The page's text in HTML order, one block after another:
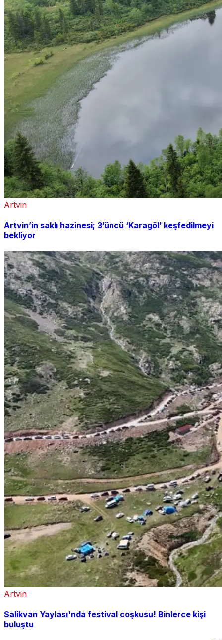
Artvin
Artvin’in saklı hazinesi; 3’üncü ‘Karagöl’ keşfedilmeyi
bekliyor
Artvin
Salikvan Yaylası'nda festival coşkusu! Binlerce kişi
buluştu